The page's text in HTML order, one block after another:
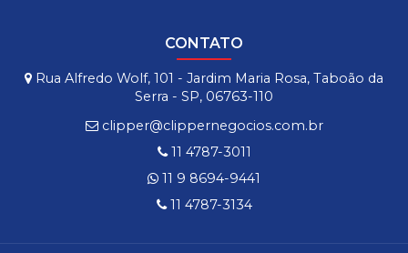
CONTATO
Rua Alfredo Wolf, 101 - Jardim Maria Rosa, Taboão da
Serra - SP, 06763-110
clipper@clippernegocios.com.br
11 4787-3011
11 9 8694-9441
11 4787-3134